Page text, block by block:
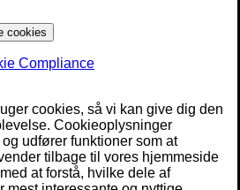
cookies
Compliance
cookies, så vi kan give dig den
Cookieoplysninger
udfører funktioner som at
tilbage til vores hjemmeside
at forstå, hvilke dele af